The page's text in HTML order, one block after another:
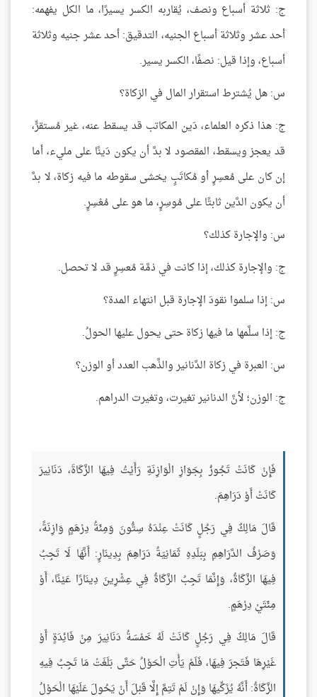
ج: ثلاثة أسباع ونصف، يُقاربه الكسر يسيرًا، ما الكل يفهمه:
أحد عشر وثلاثة أسباع الجنيه، التدقيق: أحد عشر جنيه وثلاثة
أسباع، وإذا قيل: نصفًا، الكسر يسير.
س: هل يُشترط استقرار المال في الزكاة؟
ج: هذا ذكره العلماء، دَين المكاتب قد يسقط عنه، غير مُستقرٍّ،
قد يعجز ويسقط، المقصود لا بدَّ أن يكون دَينًا على مليء، أما
إن كان على مُعسِرٍ أو مُكاتَبٍ يخشى سقوطه ما فيه زكاة، لا بدَّ
أن يكون الدَّين ثابتًا على مُوسِرٍ، ما هو على مُعْسِرٍ.
س: والإجارة كذلك؟
ج: والإجارة كذلك، إذا كانت في ذمَّة مُعسِرٍ قد لا تحصل.
س: إذا سلموا نقودَ الإجارة قبل انتهاء المدة؟
ج: إذا سلَّمها ما فيها زكاة حتى يحول عليها الحولُ.
س: العبرة في زكاة الدَّنانير والذَّهب العدد أو الوزن؟
ج: الوزن؛ لأنَّ الدنانير تغيرت، وتغيرت الدراهم.
فَإِنْ كَانَتْ تَجُوزُ بِجَوَازِ الْوَازِنَةِ رَأَيْتُ فِيهَا الزَّكَاةَ، دَنَانِيرَ
كَانَتْ أَوْ دَرَاهِمَ.
قَالَ مَالِكٌ فِي رَجُلٍ كَانَتْ عِنْدَهُ سِتُّونَ وَمِئَةُ دِرْهَمٍ وَازِنَةً،
وَصَرْفُ الدَّرَاهِمِ بِبَلَدِهِ ثَمَانِيَةُ دَرَاهِمَ بِدِينَارٍ: أَنَّهَا لَا تَجِبُ
فِيهَا الزَّكَاةُ، وَإِنَّمَا تَجِبُ الزَّكَاةُ فِي عِشْرِينَ دِينَارًا عَيْنًا، أَوْ
مِئَتَيْ دِرْهَمٍ.
قَالَ مَالِكٌ فِي رَجُلٍ كَانَتْ لَهُ خَمْسَةُ دَنَانِيرَ مِنْ فَائِدَةٍ أَوْ
غَيْرِهَا فَتَجرَ فِيهَا، فَلَمْ يَأْتِ الْحَوْلُ حَتَّى بَلَغَتْ مَا تَجِبُ فِيهِ
الزَّكَاةُ: أَنَّهُ يُزَكِّيهَا وَإِنْ لَمْ تَتِمَّ إِلَّا قَبْلَ أَنْ يَحُولَ عَلَيْهَا الْحَوْلُ